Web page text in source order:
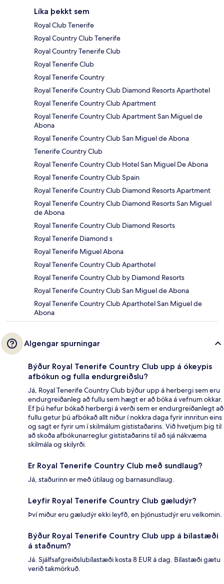
Líka þekkt sem
Royal Club Tenerife
Royal Country Club Tenerife
Royal Country Tenerife Club
Royal Tenerife Club
Royal Tenerife Country
Royal Tenerife Country Club Diamond Resorts Aparthotel
Royal Tenerife Country Club Apartment
Royal Tenerife Country Club Apartment San Miguel de
Abona
Royal Tenerife Country Club San Miguel de Abona
Tenerife Country Club
Royal Tenerife Country Club Hotel San Miguel De Abona
Royal Tenerife Country Club Spain
Royal Tenerife Country Club Diamond Resorts Apartment
Royal Tenerife Country Club Diamond Resorts San Miguel
de Abona
Royal Tenerife Country Club Diamond Resorts
Royal Tenerife Diamond s
Royal Tenerife Miguel Abona
Royal Tenerife Country Club Aparthotel
Royal Tenerife Country Club by Diamond Resorts
Royal Tenerife Country Club San Miguel de Abona
Royal Tenerife Country Club Aparthotel San Miguel de
Abona
Algengar spurningar
Býður Royal Tenerife Country Club upp á ókeypis
afbókun og fulla endurgreiðslu?
Já, Royal Tenerife Country Club býður upp á herbergi sem eru
endurgreiðanleg að fullu sem hægt er að bóka á vefnum okkar.
Ef þú hefur bókað herbergi á verði sem er endurgreiðanlegt að
fullu getur þú afbókað allt niður í nokkra daga fyrir innritun eins
og sagt er fyrir um í skilmálum gististaðarins. Við hvetjum þig til
að skoða afbókunarreglur gististaðarins til að sjá nákvæma
skilmála og skilyrði.
Er Royal Tenerife Country Club með sundlaug?
Já, staðurinn er með útilaug og barnasundlaug.
Leyfir Royal Tenerife Country Club gæludýr?
Því miður eru gæludýr ekki leyfð, en þjónustudýr eru velkomin.
Býður Royal Tenerife Country Club upp á bílastæði
á staðnum?
Já. Sjálfsafgreiðslubílastæði kosta 8 EUR á dag. Bílastæði gætu
verið takmörkuð.